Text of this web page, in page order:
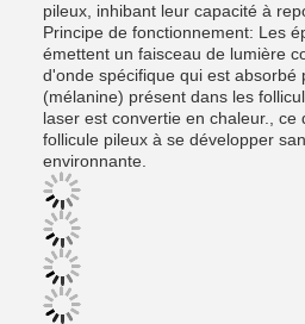
pileux, inhibant leur capacité à
Principe de fonctionnement: Les
émettent un faisceau de lumière
d'onde spécifique qui est absorbé
(mélanine) présent dans les
laser est convertie en chaleur., ce
follicule pileux à se développer
environnante.